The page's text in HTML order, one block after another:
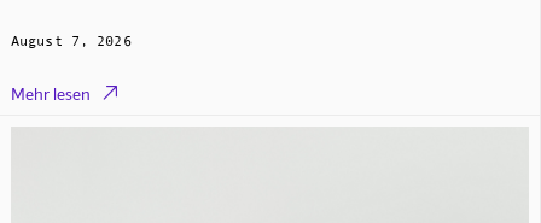
August 7, 2026
Mehr lesen 